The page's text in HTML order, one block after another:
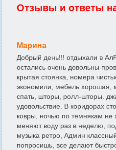
Отзывы и ответы
Марина
Добрый день!!! отдыхали в
остались очень довольны
крытая стоянка, номера
экономили, мебель хорошая,
спать, шторы, ролл-шторы.
удовольствие. В коридорах
ковры, ночью по темнякам не
меняют воду раз в неделю,
музыка ретро, Админ
попросишь, все делают